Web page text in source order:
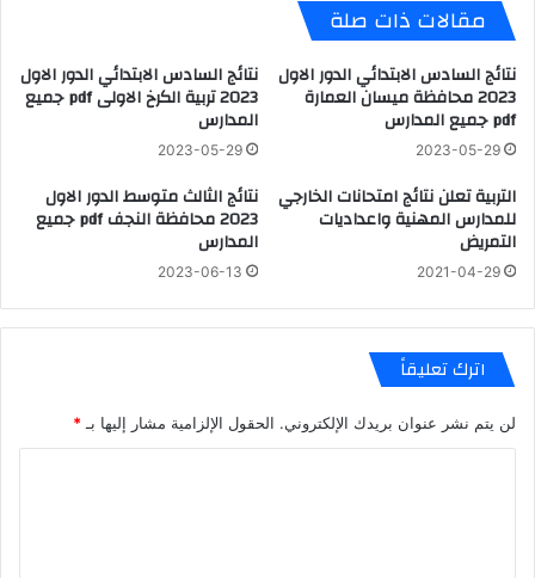
مقالات ذات صلة
نتائج السادس الابتدائي الدور الاول
2023 محافظة ميسان العمارة
pdf جميع المدارس
2023-05-29
نتائج السادس الابتدائي الدور الاول
2023 تربية الكرخ الاولى pdf جميع
المدارس
2023-05-29
التربية تعلن نتائج امتحانات الخارجي
للمدارس المهنية واعداديات
التمريض
2021-04-29
نتائج الثالث متوسط الدور الاول
2023 محافظة النجف pdf جميع
المدارس
2023-06-13
اترك تعليقاً
لن يتم نشر عنوان بريدك الإلكتروني. الحقول الإلزامية مشار إليها بـ *